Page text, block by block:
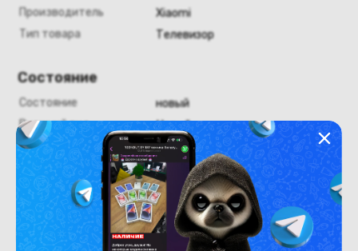
Производитель
Xiaomi
Тип товара
Телевизор
Состояние
Состояние
новый
Внешний вид
Новый
Похожие товары